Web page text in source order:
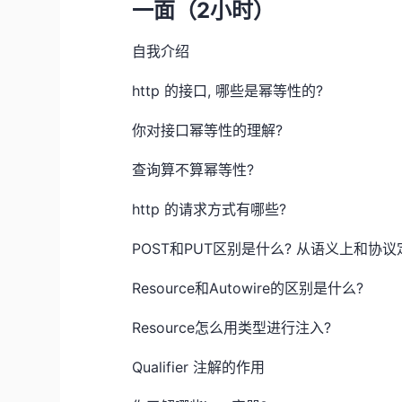
一面（2小时）
自我介绍
http 的接口, 哪些是幂等性的?
你对接口幂等性的理解?
查询算不算幂等性?
http 的请求方式有哪些?
POST和PUT区别是什么? 从语义上和协
Resource和Autowire的区别是什么?
Resource怎么用类型进行注入?
Qualifier 注解的作用